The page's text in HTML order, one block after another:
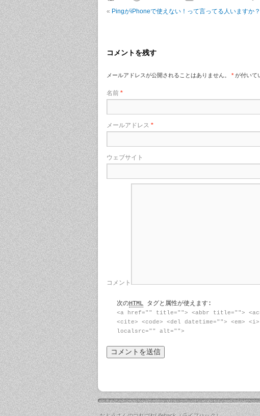
« PingがiPhoneで使えない！って言ってる人いますか？
コメントを残す
メールアドレスが公開されることはありません。 * が付いて
名前 *
メールアドレス *
ウェブサイト
コメント
次のHTML タグと属性が使えます:
<a href="" title=""> <abbr title="">
<cite> <code> <del datetime=""> <em>
localsrc="" alt="">